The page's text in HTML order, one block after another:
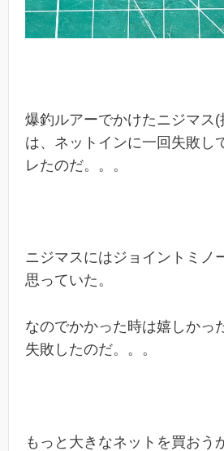
爆釣ルアーでかけたニジマス
は、ネットインに一回失敗し
レたのだ。。。
ニジマスにはジョイントミノ
思っていた。
なのでかかった時は嬉しかっ
失敗したのだ。。。
もっと大きなネットを買おう